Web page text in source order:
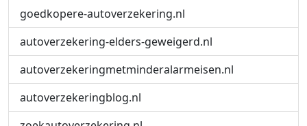
goedkopere-autoverzekering.nl
autoverzekering-elders-geweigerd.nl
autoverzekeringmetminderalarmeisen.nl
autoverzekeringblog.nl